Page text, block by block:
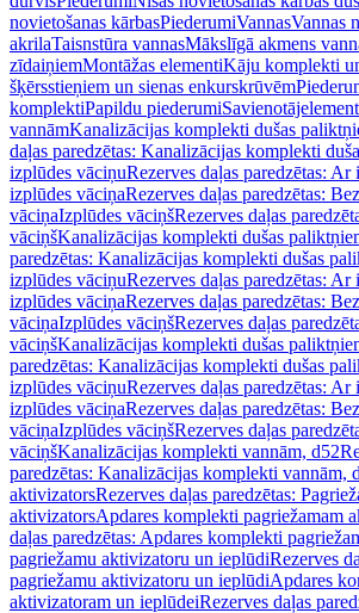
novietošanas kārbasPiederumiVannasVannas
akrilaTaisnstūra vannasMākslīgā akmens
zīdaiņiemMontāžas elementiKāju komplekti
šķērsstieņiem un sienas enkurskrūvēm
komplektiPapildu piederumi
vannāmKanalizācijas komplekti dušas
daļas paredzētas: Kanalizācijas komplekti
izplūdes vāciņuRezerves daļas paredzētas: Ar
izplūdes vāciņaRezerves daļas paredzētas:
vāciņaIzplūdes vāciņšRezerves daļas
vāciņšKanalizācijas komplekti dušas
paredzētas: Kanalizācijas komplekti dušas
izplūdes vāciņuRezerves daļas paredzētas: Ar
izplūdes vāciņaRezerves daļas paredzētas:
vāciņaIzplūdes vāciņšRezerves daļas
vāciņšKanalizācijas komplekti dušas
paredzētas: Kanalizācijas komplekti dušas
izplūdes vāciņuRezerves daļas paredzētas: Ar
izplūdes vāciņaRezerves daļas paredzētas:
vāciņaIzplūdes vāciņšRezerves daļas
vāciņšKanalizācijas komplekti vannām, d52
paredzētas: Kanalizācijas komplekti vannām,
aktivizatorsRezerves daļas paredzētas:
aktivizatorsApdares komplekti pagriežamam
daļas paredzētas: Apdares komplekti
pagriežamu aktivizatoru un ieplūdiRezerves
pagriežamu aktivizatoru un ieplūdiApdares
aktivizatoram un ieplūdeiRezerves daļas